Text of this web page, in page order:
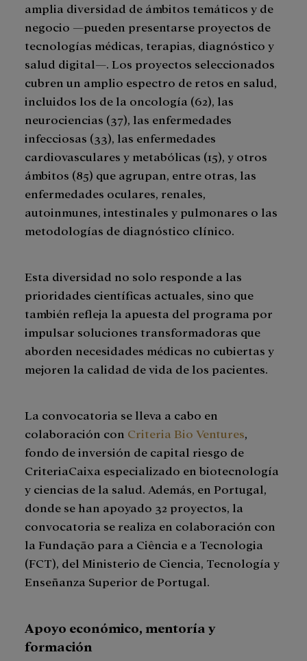
amplia diversidad de ámbitos temáticos y de
negocio —pueden presentarse proyectos de
tecnologías médicas, terapias, diagnóstico y
salud digital—. Los proyectos seleccionados
cubren un amplio espectro de retos en salud,
incluidos los de la oncología (62), las
neurociencias (37), las enfermedades
infecciosas (33), las enfermedades
cardiovasculares y metabólicas (15), y otros
ámbitos (85) que agrupan, entre otras, las
enfermedades oculares, renales,
autoinmunes, intestinales y pulmonares o las
metodologías de diagnóstico clínico.
Esta diversidad no solo responde a las
prioridades científicas actuales, sino que
también refleja la apuesta del programa por
impulsar soluciones transformadoras que
aborden necesidades médicas no cubiertas y
mejoren la calidad de vida de los pacientes.
La convocatoria se lleva a cabo en
colaboración con Criteria Bio Ventures
fondo de inversión de capital riesgo de
CriteriaCaixa especializado en biotecnología
y ciencias de la salud. Además, en Portugal,
donde se han apoyado 32 proyectos, la
convocatoria se realiza en colaboración con
la Fundação para a Ciência e a Tecnologia
(FCT), del Ministerio de Ciencia, Tecnología y
Enseñanza Superior de Portugal.
Apoyo económico, mentoría y
formación